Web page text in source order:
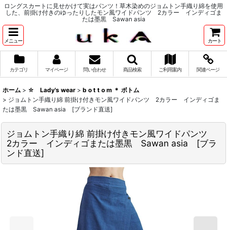
ロングスカートに見せかけて実はパンツ！草木染めのジョムトン手織り綿を使用
した、前掛け付きのゆったりしたモン風ワイドパンツ 2カラー インディゴま
たは墨黒 Sawan asia
メニュー カート
カテゴリ マイページ 問い合わせ 商品検索 ご利用案内 関連ページ
ホーム > ☆ Lady's wear > b o t t o m ＊ ボトム
> ジョムトン手織り綿 前掛け付きモン風ワイドパンツ 2カラー インディゴま
たは墨黒 Sawan asia [ブランド直送]
ジョムトン手織り綿 前掛け付きモン風ワイドパンツ
2カラー インディゴまたは墨黒 Sawan asia [ブラ
ンド直送]